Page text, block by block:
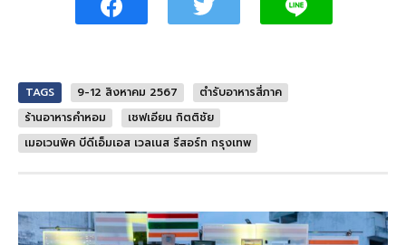
TAGS 9-12 สิงหาคม 2567
ตำรับอาหารสี่ภาค
ร้านอาหารคำหอม
เชฟเอียน กิตติชัย
เมอเวนพิค บีดีเอ็มเอส เวลเนส รีสอร์ท กรุงเทพ